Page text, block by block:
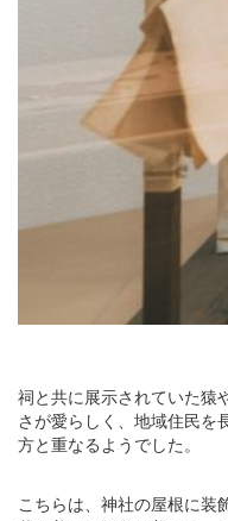
祠と共に展示されていた猿
さが愛らしく、地域住民を
方と重なるようでした。
こちらは、神社の屋根に装